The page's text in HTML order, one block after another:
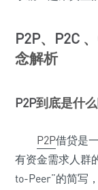
P2P、 P2C 、
念解析
P2P到底是什
P2P借贷是
有资金需求人群
to-Peer”的简写